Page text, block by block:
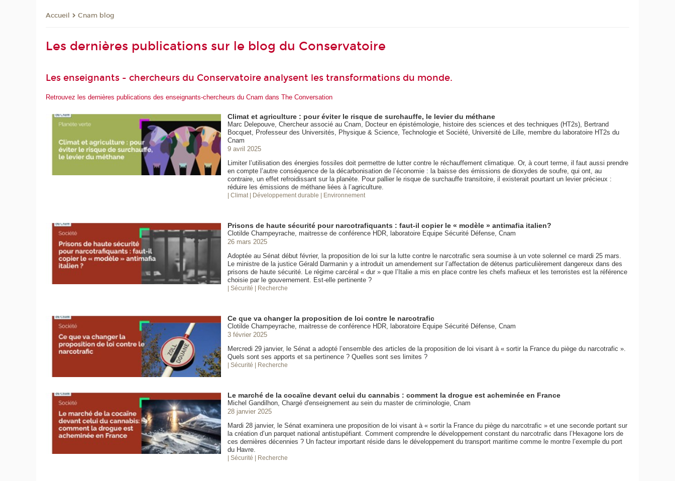
Accueil Cnam blog
Les dernières publications sur le blog du Conservatoire
Les enseignants - chercheurs du Conservatoire analysent les transformations du monde.
Retrouvez les dernières publications des enseignants-chercheurs du Cnam dans The Conversation
Climat et agriculture : pour éviter le risque de surchauffe, le levier du méthane
Marc Delepouve, Chercheur associé au Cnam, Docteur en épistémologie, histoire des sciences et des techniques (HT2s), Bertrand
Bocquet, Professeur des Universités, Physique & Science, Technologie et Société, Université de Lille, membre du laboratoire HT2s du
Cnam
9 avril 2025
Limiter l’utilisation des énergies fossiles doit permettre de lutter contre le réchauffement climatique. Or, à court terme, il faut aussi prendre
en compte l’autre conséquence de la décarbonisation de l’économie : la baisse des émissions de dioxydes de soufre, qui ont, au
contraire, un effet refroidissant sur la planète. Pour pallier le risque de surchauffe transitoire, il existerait pourtant un levier précieux :
réduire les émissions de méthane liées à l’agriculture.
| Climat | Développement durable | Environnement
Prisons de haute sécurité pour narcotrafiquants : faut-il copier le « modèle » antimafia italien?
Clotilde Champeyrache, maitresse de conférence HDR, laboratoire Equipe Sécurité Défense, Cnam
26 mars 2025
Adoptée au Sénat début février, la proposition de loi sur la lutte contre le narcotrafic sera soumise à un vote solennel ce mardi 25 mars.
Le ministre de la justice Gérald Darmanin y a introduit un amendement sur l’affectation de détenus particulièrement dangereux dans des
prisons de haute sécurité. Le régime carcéral « dur » que l’Italie a mis en place contre les chefs mafieux et les terroristes est la référence
choisie par le gouvernement. Est-elle pertinente ?
| Sécurité | Recherche
Ce que va changer la proposition de loi contre le narcotrafic
Clotilde Champeyrache, maitresse de conférence HDR, laboratoire Equipe Sécurité Défense, Cnam
3 février 2025
Mercredi 29 janvier, le Sénat a adopté l’ensemble des articles de la proposition de loi visant à « sortir la France du piège du narcotrafic ».
Quels sont ses apports et sa pertinence ? Quelles sont ses limites ?
| Sécurité | Recherche
Le marché de la cocaïne devant celui du cannabis : comment la drogue est acheminée en France
Michel Gandilhon, Chargé d'enseignement au sein du master de criminologie, Cnam
28 janvier 2025
Mardi 28 janvier, le Sénat examinera une proposition de loi visant à « sortir la France du piège du narcotrafic » et une seconde portant sur
la création d’un parquet national antistupéfiant. Comment comprendre le développement constant du narcotrafic dans l’Hexagone lors de
ces dernières décennies ? Un facteur important réside dans le développement du transport maritime comme le montre l’exemple du port
du Havre.
| Sécurité | Recherche